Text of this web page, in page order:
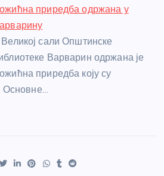
приредба одржана у
сали Општинске
Варварин одржана је
приредба коју су
Основне…